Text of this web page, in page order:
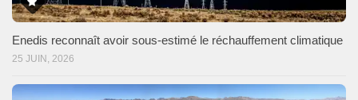
Enedis reconnaît avoir sous-estimé le réchauffement climatique
25 JUIN, 2026